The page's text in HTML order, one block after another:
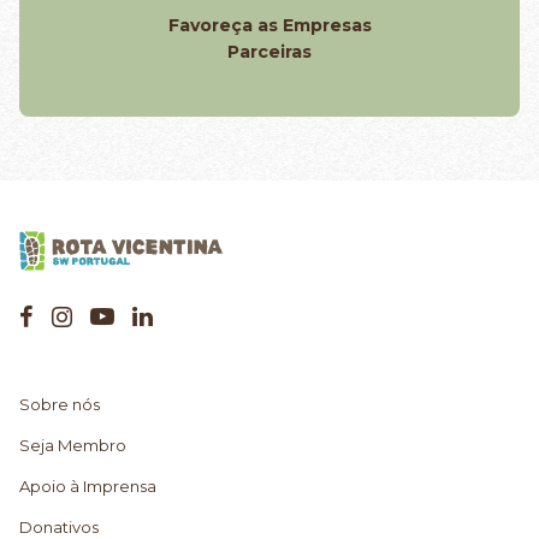
Favoreça as Empresas
Parceiras
Sobre nós
Seja Membro
Apoio à Imprensa
Donativos